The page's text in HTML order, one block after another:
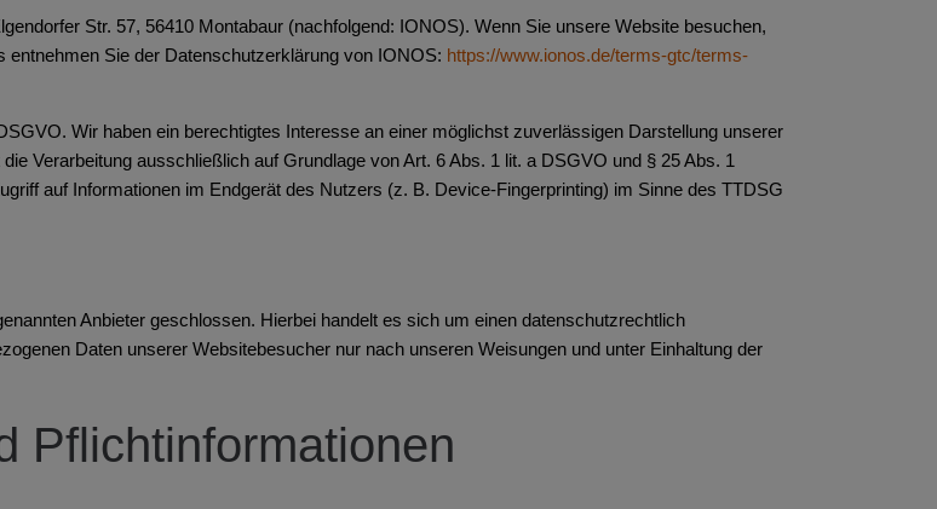
Str. 57, 56410 Montabaur (nachfolgend: IONOS). Wenn Sie unsere Website besuchen,
Sie der Datenschutzerklärung von IONOS: https://www.ionos.de/terms-gtc/terms-
Wir haben ein berechtigtes Interesse an einer möglichst zuverlässigen Darstellung unserer
Verarbeitung ausschließlich auf Grundlage von Art. 6 Abs. 1 lit. a DSGVO und § 25 Abs. 1
auf Informationen im Endgerät des Nutzers (z. B. Device-Fingerprinting) im Sinne des TTDSG
Anbieter geschlossen. Hierbei handelt es sich um einen datenschutzrechtlich
Daten unserer Websitebesucher nur nach unseren Weisungen und unter Einhaltung der
Pflicht­informationen